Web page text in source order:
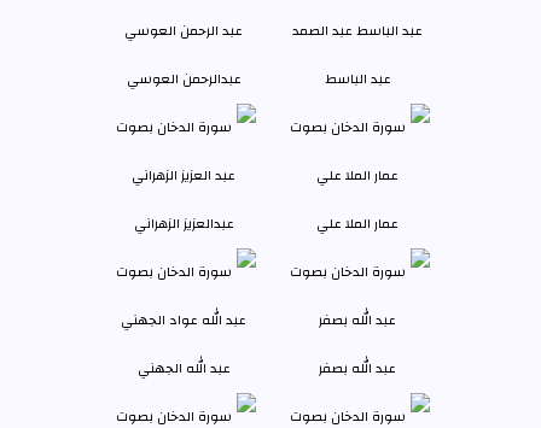
عبد الباسط عبدالرحمن العوسي
عمار الملا علي عبدالعزيز الزهراني
عبد الله بصفر عبد الله الجهني